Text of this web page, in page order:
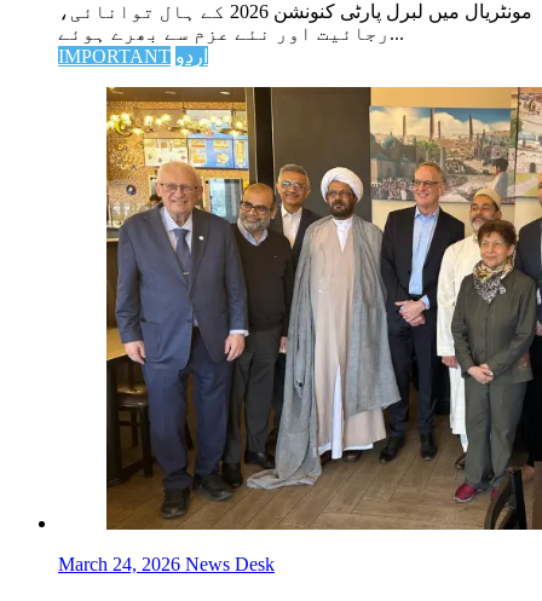
مونٹریال میں لبرل پارٹی کنونشن 2026 کے ہال توانائی،
رجائیت اور نئے عزم سے بھرے ہوئے...
IMPORTANT اردو
March 24, 2026 News Desk